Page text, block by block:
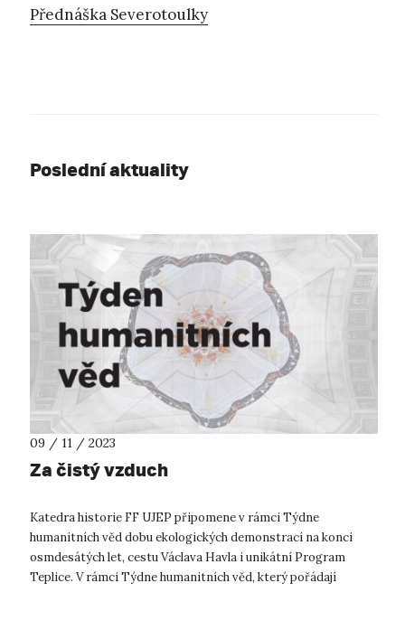
Přednáška Severotoulky
Poslední aktuality
09 / 11 / 2023
Za čistý vzduch
Katedra historie FF UJEP připomene v rámci Týdne
humanitních věd dobu ekologických demonstrací na konci
osmdesátých let, cestu Václava Havla i unikátní Program
Teplice. V rámci Týdne humanitních věd, který pořádají